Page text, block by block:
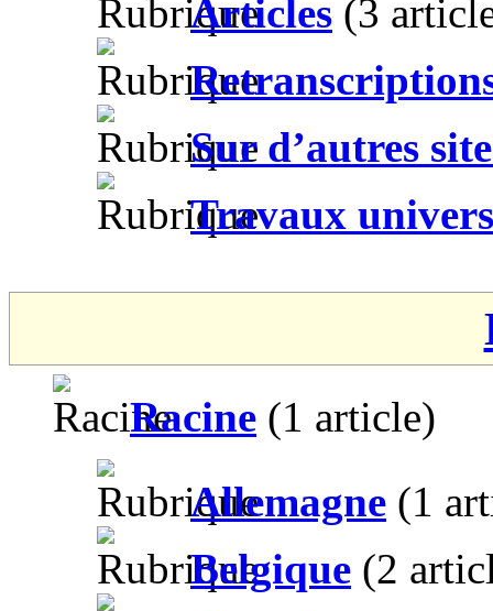
Articles (3
Sur d’autres
Travaux
Racine (1 article)
Allemagne (1
Belgique (2